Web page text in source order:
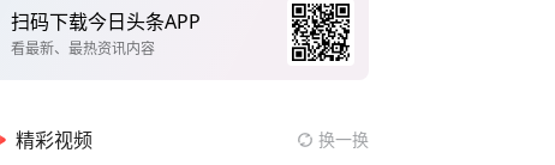
扫码下载今日头条APP
看最新、最热资讯内容
精彩视频 换一换